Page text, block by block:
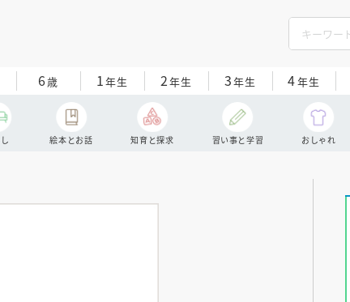
6歳 1年生 2年生 3年生 4年生
絵本とお話 知育と探求 習い事と学習 おしゃれ